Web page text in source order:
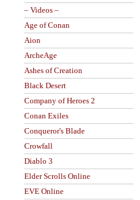
– Videos –
Age of Conan
Aion
ArcheAge
Ashes of Creation
Black Desert
Company of Heroes 2
Conan Exiles
Conqueror's Blade
Crowfall
Diablo 3
Elder Scrolls Online
EVE Online